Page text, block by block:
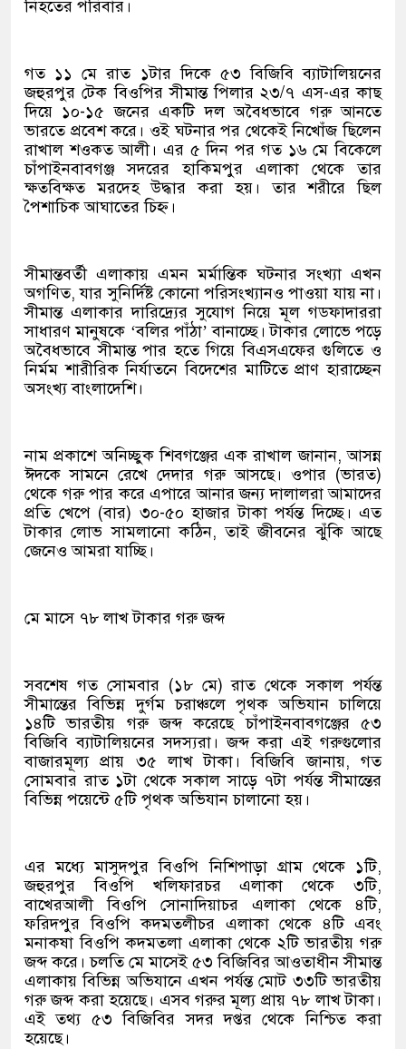
নিহতের পরিবার।
গত ১১ মে রাত ১টার দিকে ৫৩ বিজিবি ব্যাটালিয়নের
জহুরপুর টেক বিওপির সীমান্ত পিলার ২৩/৭ এস-এর কাছ
দিয়ে ১০-১৫ জনের একটি দল অবৈধভাবে গরু আনতে
ভারতে প্রবেশ করে। ওই ঘটনার পর থেকেই নিখোঁজ ছিলেন
রাখাল শওকত আলী। এর ৫ দিন পর গত ১৬ মে বিকেলে
চাঁপাইনবাবগঞ্জ সদরের হাকিমপুর এলাকা থেকে তার
ক্ষতবিক্ষত মরদেহ উদ্ধার করা হয়। তার শরীরে ছিল
পৈশাচিক আঘাতের চিহ্ন।
সীমান্তবর্তী এলাকায় এমন মর্মান্তিক ঘটনার সংখ্যা এখন
অগণিত, যার সুনির্দিষ্ট কোনো পরিসংখ্যানও পাওয়া যায় না।
সীমান্ত এলাকার দারিদ্র্যের সুযোগ নিয়ে মূল গডফাদাররা
সাধারণ মানুষকে ‘বলির পাঁঠা’ বানাচ্ছে। টাকার লোভে পড়ে
অবৈধভাবে সীমান্ত পার হতে গিয়ে বিএসএফের গুলিতে ও
নির্মম শারীরিক নির্যাতনে বিদেশের মাটিতে প্রাণ হারাচ্ছেন
অসংখ্য বাংলাদেশি।
নাম প্রকাশে অনিচ্ছুক শিবগঞ্জের এক রাখাল জানান, আসন্ন
ঈদকে সামনে রেখে দেদার গরু আসছে। ওপার (ভারত)
থেকে গরু পার করে এপারে আনার জন্য দালালরা আমাদের
প্রতি খেপে (বার) ৩০-৫০ হাজার টাকা পর্যন্ত দিচ্ছে। এত
টাকার লোভ সামলানো কঠিন, তাই জীবনের ঝুঁকি আছে
জেনেও আমরা যাচ্ছি।
মে মাসে ৭৮ লাখ টাকার গরু জব্দ
সবশেষ গত সোমবার (১৮ মে) রাত থেকে সকাল পর্যন্ত
সীমান্তের বিভিন্ন দুর্গম চরাঞ্চলে পৃথক অভিযান চালিয়ে
১৪টি ভারতীয় গরু জব্দ করেছে চাঁপাইনবাবগঞ্জের ৫৩
বিজিবি ব্যাটালিয়নের সদস্যরা। জব্দ করা এই গরুগুলোর
বাজারমূল্য প্রায় ৩৫ লাখ টাকা। বিজিবি জানায়, গত
সোমবার রাত ১টা থেকে সকাল সাড়ে ৭টা পর্যন্ত সীমান্তের
বিভিন্ন পয়েন্টে ৫টি পৃথক অভিযান চালানো হয়।
এর মধ্যে মাসুদপুর বিওপি নিশিপাড়া গ্রাম থেকে ১টি,
জহুরপুর বিওপি খলিফারচর এলাকা থেকে ৩টি,
বাখেরআলী বিওপি সোনাদিয়াচর এলাকা থেকে ৪টি,
ফরিদপুর বিওপি কদমতলীচর এলাকা থেকে ৪টি এবং
মনাকষা বিওপি কদমতলা এলাকা থেকে ২টি ভারতীয় গরু
জব্দ করে। চলতি মে মাসেই ৫৩ বিজিবির আওতাধীন সীমান্ত
এলাকায় বিভিন্ন অভিযানে এখন পর্যন্ত মোট ৩৩টি ভারতীয়
গরু জব্দ করা হয়েছে। এসব গরুর মূল্য প্রায় ৭৮ লাখ টাকা।
এই তথ্য ৫৩ বিজিবির সদর দপ্তর থেকে নিশ্চিত করা
হয়েছে।